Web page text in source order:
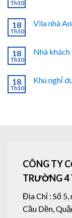
Th10
18
Th10
Vila nhà
18
Th10
Nhà khách
18
Th10
Khu nghỉ
CÔNG TY
TRƯỜNG 4
Địa Chỉ : Số
Cầu Dền,